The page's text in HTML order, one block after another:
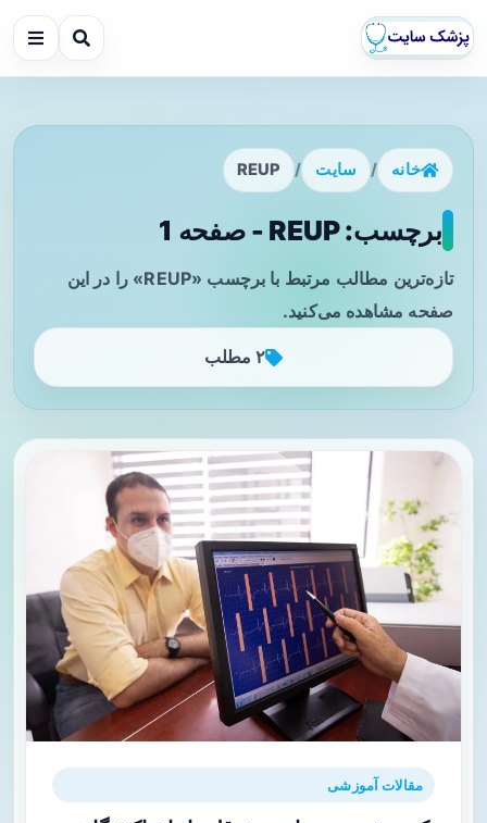
خانه / سایت /
REUP
برچسب: REUP - صفحه 1
تازه‌ترین مطالب مرتبط با برچسب «REUP» را در این
صفحه مشاهده می‌کنید.
۲ مطلب
مقالات آموزشی